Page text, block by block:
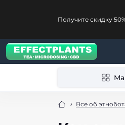
Получите скидку
Все об